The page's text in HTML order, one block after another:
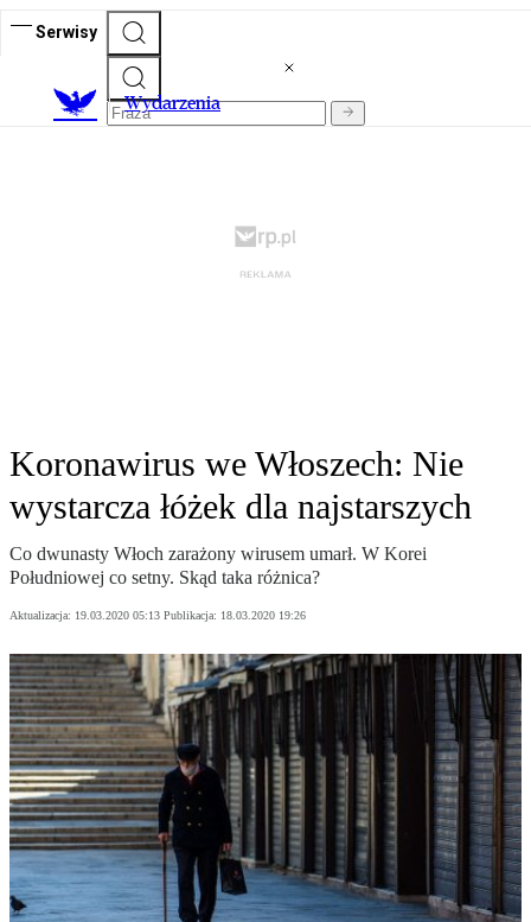
Serwisy
Wydarzenia
Koronawirus we Włoszech: Nie
wystarcza łóżek dla najstarszych
Co dwunasty Włoch zarażony wirusem umarł. W Korei
Południowej co setny. Skąd taka różnica?
Aktualizacja: 19.03.2020 05:13 Publikacja: 18.03.2020 19:26